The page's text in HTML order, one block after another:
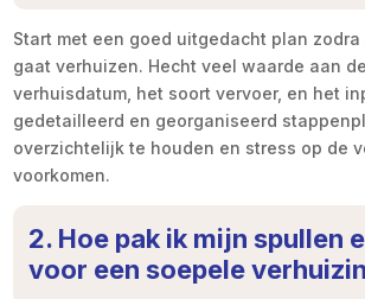
Start met een goed uitgedacht plan
gaat verhuizen. Hecht veel waarde aan
verhuisdatum, het soort vervoer, en het
gedetailleerd en georganiseerd
overzichtelijk te houden en stress op de
voorkomen.
2. Hoe pak ik mijn spullen
voor een soepele